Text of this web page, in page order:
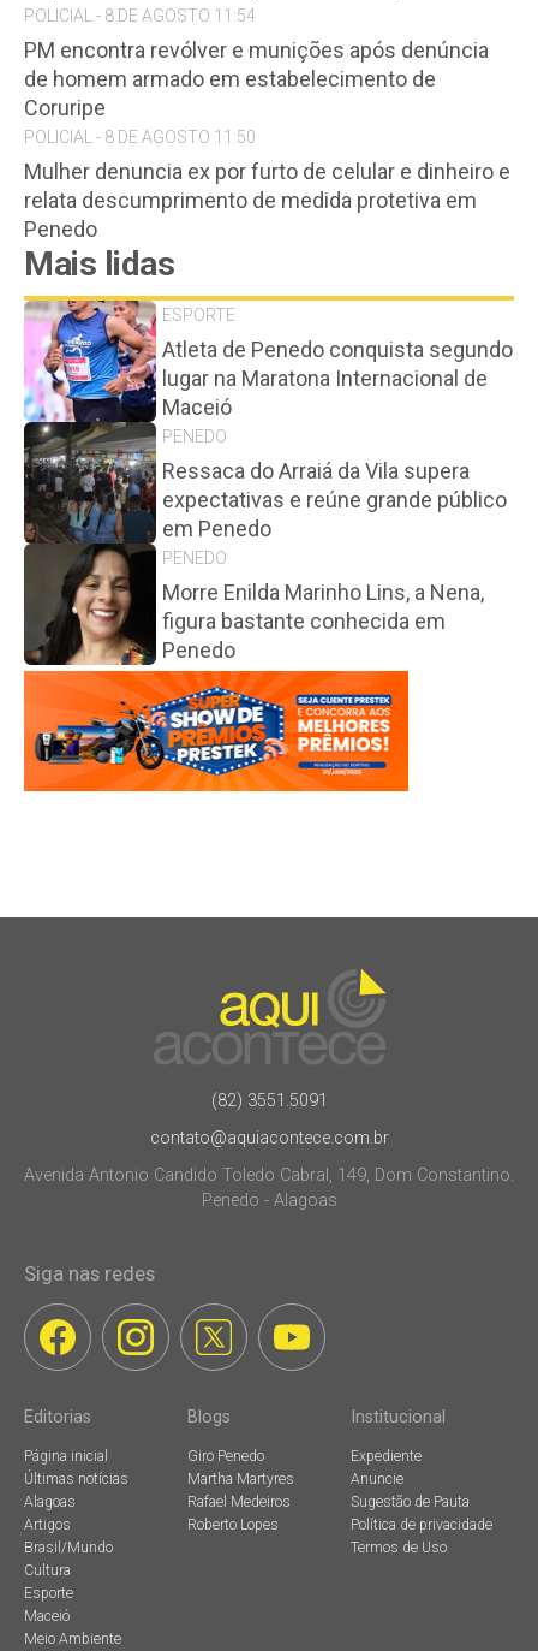
POLICIAL - 8 DE AGOSTO 11:54
PM encontra revólver e munições após denúncia
de homem armado em estabelecimento de
Coruripe
POLICIAL - 8 DE AGOSTO 11:50
Mulher denuncia ex por furto de celular e dinheiro e
relata descumprimento de medida protetiva em
Penedo
Mais lidas
ESPORTE
Atleta de Penedo conquista segundo
lugar na Maratona Internacional de
Maceió
PENEDO
Ressaca do Arraiá da Vila supera
expectativas e reúne grande público
em Penedo
PENEDO
Morre Enilda Marinho Lins, a Nena,
figura bastante conhecida em
Penedo
(82) 3551.5091
contato@aquiacontece.com.br
Avenida Antonio Candido Toledo Cabral, 149, Dom Constantino.
Penedo - Alagoas
Siga nas redes
Editorias
Página inicial
Últimas notícias
Alagoas
Artigos
Brasil/Mundo
Cultura
Esporte
Maceió
Meio Ambiente
Blogs
Giro Penedo
Martha Martyres
Rafael Medeiros
Roberto Lopes
Institucional
Expediente
Anuncie
Sugestão de Pauta
Política de privacidade
Termos de Uso